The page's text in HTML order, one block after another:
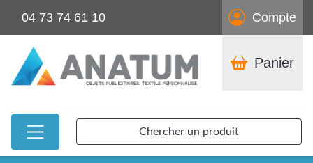
04 73 74 61 10 Compte
Panier
Chercher un produit